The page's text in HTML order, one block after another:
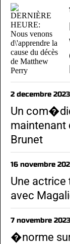
2 decembre 2023
Un
maintenant
Brunet
16 novembre
Une
avec
7 novembre
�norme